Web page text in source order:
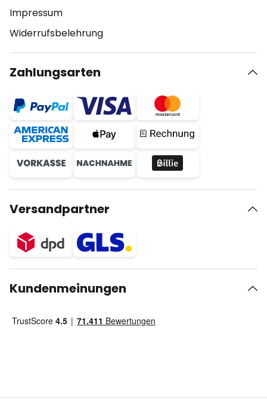
Impressum
Widerrufsbelehrung
Zahlungsarten
Versandpartner
Kundenmeinungen